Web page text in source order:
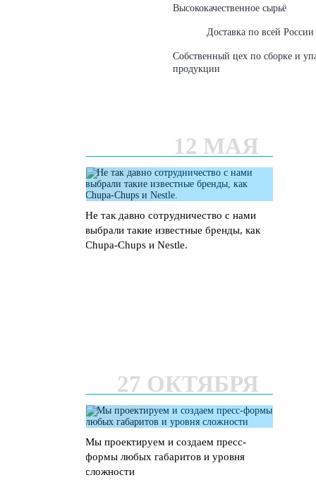
Высококачественное сырьё
Доставка по всей России
Собственный цех по сборке и
продукции
12 МАЯ
Не так давно сотрудничество с нами
выбрали такие известные бренды, как
Chupa-Chups и Nestle.
27 ОКТЯБРЯ
Мы проектируем и создаем пресс-
формы любых габаритов и уровня
сложности